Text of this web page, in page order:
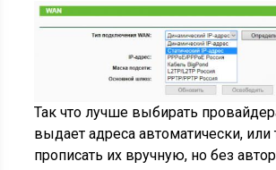
Так что лучше выбирать
выдает адреса автоматически, или
прописать их вручную, но без